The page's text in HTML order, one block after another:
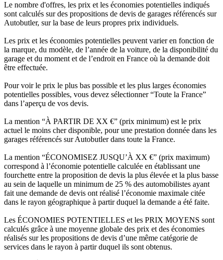
Le nombre d'offres, les prix et les économies potentielles indiqués
sont calculés sur des propositions de devis de garages référencés sur
Autobutler, sur la base de leurs propres prix individuels.
Les prix et les économies potentielles peuvent varier en fonction de
la marque, du modèle, de l’année de la voiture, de la disponibilité du
garage et du moment et de l’endroit en France où la demande doit
être effectuée.
Pour voir le prix le plus bas possible et les plus larges économies
potentielles possibles, vous devez sélectionner “Toute la France”
dans l’aperçu de vos devis.
La mention “À PARTIR DE XX €” (prix minimum) est le prix
actuel le moins cher disponible, pour une prestation donnée dans les
garages référencés sur Autobutler dans toute la France.
La mention “ÉCONOMISEZ JUSQU’À XX €” (prix maximum)
correspond à l’économie potentielle calculée en établissant une
fourchette entre la proposition de devis la plus élevée et la plus basse
au sein de laquelle un minimum de 25 % des automobilistes ayant
fait une demande de devis ont réalisé l’économie maximale citée
dans le rayon géographique à partir duquel la demande a été faite.
Les ÉCONOMIES POTENTIELLES et les PRIX MOYENS sont
calculés grâce à une moyenne globale des prix et des économies
réalisés sur les propositions de devis d’une même catégorie de
services dans le rayon à partir duquel ils sont obtenus.